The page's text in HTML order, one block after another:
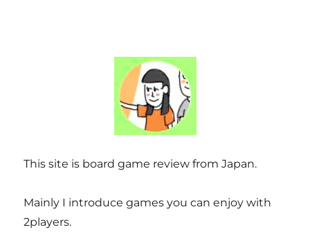
This site is board game review from Japan.
Mainly I introduce games you can enjoy with
2players.